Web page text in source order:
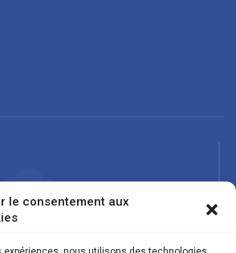
le consentement aux